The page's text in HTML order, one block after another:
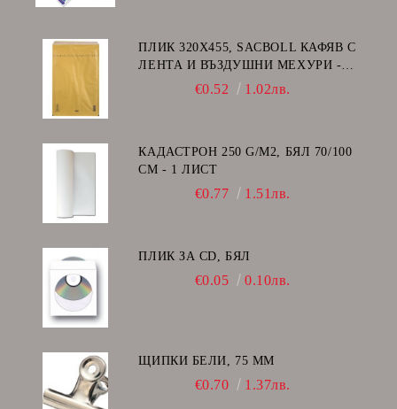
ПЛИК 320Х455, SACBOLL КАФЯВ С
ЛЕНТА И ВЪЗДУШНИ МЕХУРИ -
€0.52 1.02лв.
КАДАСТРОН 250 G/M2, БЯЛ 70/100
СМ - 1 ЛИСТ
€0.77 1.51лв.
ПЛИК ЗА CD, БЯЛ
€0.05 0.10лв.
ЩИПКИ БЕЛИ, 75 ММ
€0.70 1.37лв.